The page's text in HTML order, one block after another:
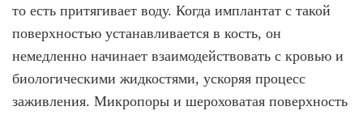
то есть притягивает воду. Когда имплантат с такой
поверхностью устанавливается в кость, он
немедленно начинает взаимодействовать с кровью и
биологическими жидкостями, ускоряя процесс
заживления. Микропоры и шероховатая поверхность